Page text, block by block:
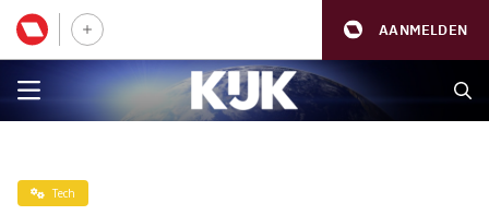
AANMELDEN
Tech